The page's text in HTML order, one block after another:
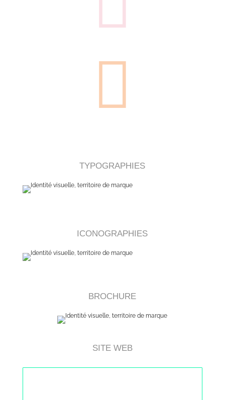

TYPOGRAPHIES
ICONOGRAPHIES
BROCHURE
SITE WEB